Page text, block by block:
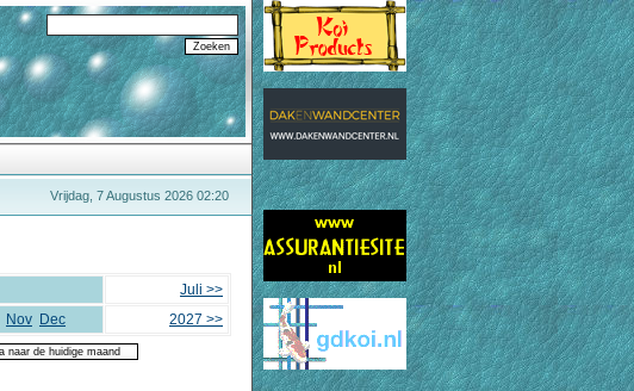
Vrijdag, 7 Augustus 2026 02:20
Juli >>
Nov Dec 2027 >>